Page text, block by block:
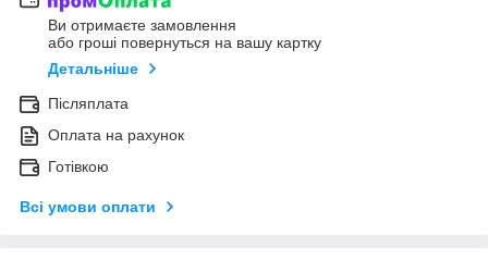
Ви отримаєте замовлення
або гроші повернуться на вашу картку
Детальніше
Післяплата
Оплата на рахунок
Готівкою
Всі умови оплати